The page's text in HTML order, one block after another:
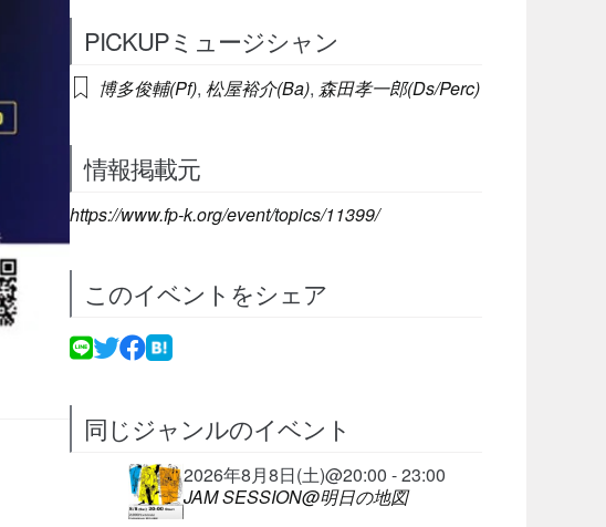
PICKUPミュージシャン
博多俊輔(Pf), 松屋裕介(Ba), 森田孝一郎(Ds/Perc)
情報掲載元
https://www.fp-k.org/event/topics/11399/
このイベントをシェア
同じジャンルのイベント
2026年8月8日(土)@20:00 - 23:00
JAM SESSION@明日の地図